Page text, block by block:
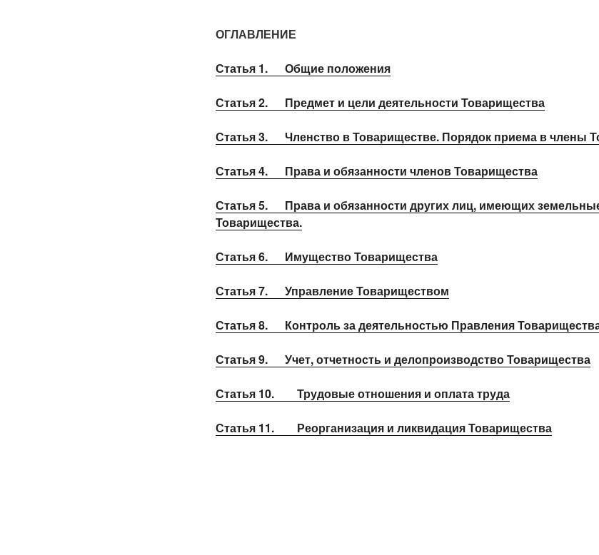
ОГЛАВЛЕНИЕ
Статья 1. Общие положения
Статья 2. Предмет и цели деятельности Товарищества
Статья 3. Членство в Товариществе. Порядок приема в члены
Статья 4. Права и обязанности членов Товарищества
Статья 5.
Права и обязанности других лиц, имеющих
Товарищества.
Статья 6. Имущество Товарищества
Статья 7. Управление Товариществом
Статья 8. Контроль за деятельностью Правления
Статья 9. Учет, отчетность и делопроизводство Товарищества
Статья 10. Трудовые отношения и оплата труда
Статья 11. Реорганизация и ликвидация Товарищества